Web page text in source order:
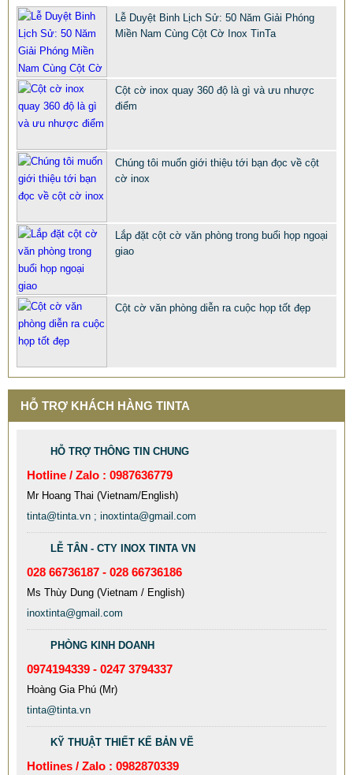
QUÀ TẶNG Ý NGHĨA CHO SẾP – ĐỘC LẠ, SANG TRỌNG -
CỜ ĐỂ BÀN & HỘP BÚT CAO CẤP
2.968.680 VNĐ
MẪU XE ĐẨY INOX ĐẸP GIÁ RẺ - XE ĐẨY HÀNH LÝ SÂN
BAY TẠI TPHCM THƯƠNG HIỆU TINTA
9.577.900 VNĐ 9.757.900 VNĐ
Mẫu: MAU XE DAY INOX 304 GIA RE
Lễ Duyệt Binh Lịch Sử: 50 Năm Giải Phóng
Miền Nam Cùng Cột Cờ Inox TinTa
Cột cờ inox quay 360 độ là gì và ưu nhược
điểm
Chúng tôi muốn giới thiệu tới bạn đọc về cột
cờ inox
Lắp đặt cột cờ văn phòng trong buổi họp ngoại
giao
Cột cờ văn phòng diễn ra cuộc họp tốt đẹp
HỖ TRỢ KHÁCH HÀNG TINTA
HỖ TRỢ THÔNG TIN CHUNG
Hotline / Zalo : 0987636779
Mr Hoang Thai (Vietnam/English)
tinta@tinta.vn ; inoxtinta@gmail.com
LỄ TÂN - CTY INOX TINTA VN
028 66736187 - 028 66736186
Ms Thùy Dung (Vietnam / English)
inoxtinta@gmail.com
PHÒNG KINH DOANH
0974194339 - 0247 3794337
Hoàng Gia Phú (Mr)
tinta@tinta.vn
KỸ THUẬT THIẾT KẾ BẢN VẼ
Hotlines / Zalo : 0982870339